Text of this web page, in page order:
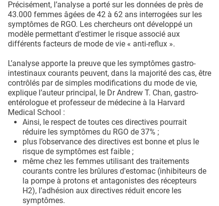
Précisément, l’analyse a porté sur les données de près de
43.000 femmes âgées de 42 à 62 ans interrogées sur les
symptômes de RGO. Les chercheurs ont développé un
modèle permettant d’estimer le risque associé aux
différents facteurs de mode de vie « anti-reflux ».
L’analyse apporte la preuve que les symptômes gastro-
intestinaux courants peuvent, dans la majorité des cas, être
contrôlés par de simples modifications du mode de vie,
explique l’auteur principal, le Dr Andrew T. Chan, gastro-
entérologue et professeur de médecine à la Harvard
Medical School :
Ainsi, le respect de toutes ces directives pourrait
réduire les symptômes du RGO de 37% ;
plus l’observance des directives est bonne et plus le
risque de symptômes est faible ;
même chez les femmes utilisant des traitements
courants contre les brûlures d'estomac (inhibiteurs de
la pompe à protons et antagonistes des récepteurs
H2), l’adhésion aux directives réduit encore les
symptômes.